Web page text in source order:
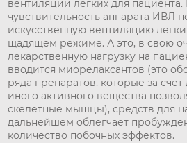
вентиляции легких для пациента.
чувствительность аппарата ИВЛ
искусственную вентиляцию
щадящем режиме. А это, в свою
лекарственную нагрузку на
вводится миорелаксантов (это
ряда препаратов, которые за
иного активного вещества
скелетные мышцы), средств для
дальнейшем облегчает
количество побочных эффектов.